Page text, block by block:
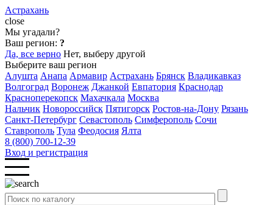
Астрахань
close
Мы угадали?
Ваш регион: ?
Да, все верно Нет, выберу другой
Выберите ваш регион
Алушта Анапа Армавир Астрахань Брянск Владикавказ
Волгоград Воронеж Джанкой Евпатория Краснодар
Красноперекопск Махачкала Москва
Нальчик Новороссийск Пятигорск Ростов-на-Дону Рязань
Санкт-Петербург Севастополь Симферополь Сочи
Ставрополь Тула Феодосия Ялта
8 (800) 700-12-39
Вход и регистрация